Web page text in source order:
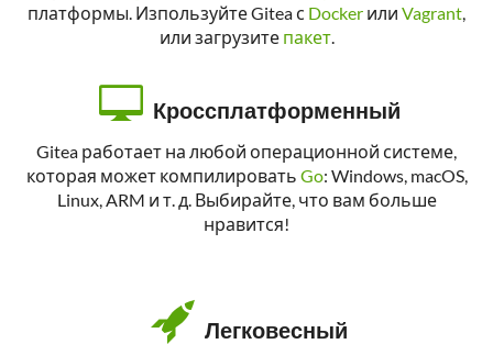
платформы. Изпользуйте Gitea с Docker или Vagrant,
или загрузите пакет.
Кроссплатформенный
Gitea работает на любой операционной системе,
которая может компилировать Go: Windows, macOS,
Linux, ARM и т. д. Выбирайте, что вам больше
нравится!
Легковесный